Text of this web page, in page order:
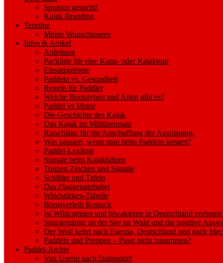
Sponsor gesucht!
Kajak Branding
Termine
Meine Wunschtouren
Infos & Artikel
Anleitung
Packliste für eine Kanu- oder Kajaktour
Einsatzgebiete
Paddeln vs. Gesundheit
Regeln für Paddler
Welche Bootstypen und Arten gibt es?
Paddel vs Motor
Die Geschichte des Kajak
Das Kajak im Militäreinsatz
Ratschläge für die Anschaffung der Ausrüstung.
Was passiert, wenn man beim Paddeln kentert?
Paddel-Lexikon
Signale beim Kajakfahren
Tonnen Zeichen und Signale
Schilder und Tafeln
Das Flaggenalphabet
Windstärken-Tabelle
Bootsverleih Rostock
Ist Wildcampen und biwakieren in Deutschland
Spaziergänge an der See im Wald und die positive
Der Wolf kehrt nach Europa, Deutschland und nach
Paddeln und Preppen – Passt nicht zusammen?
Paddel-Archiv
Von Userin nach Dalmsdorf